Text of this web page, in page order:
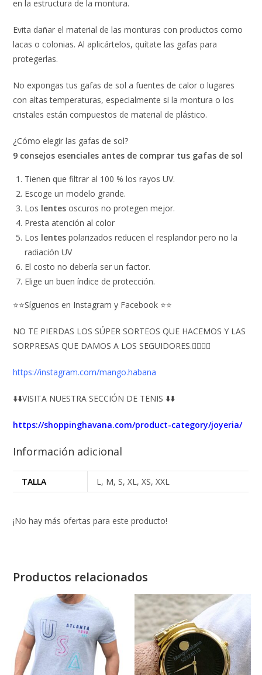
en la estructura de la montura.
Evita dañar el material de las monturas con productos como
lacas o colonias. Al aplicártelos, quítate las gafas para
protegerlas.
No expongas tus gafas de sol a fuentes de calor o lugares
con altas temperaturas, especialmente si la montura o los
cristales están compuestos de material de plástico.
¿Cómo elegir las gafas de sol?
9 consejos esenciales antes de comprar tus gafas de sol
Tienen que filtrar al 100 % los rayos UV.
Escoge un modelo grande.
Los lentes oscuros no protegen mejor.
Presta atención al color
Los lentes polarizados reducen el resplandor pero no la
radiación UV
El costo no debería ser un factor.
Elige un buen índice de protección.
⭐⭐Síguenos en Instagram y Facebook ⭐⭐
NO TE PIERDAS LOS SÚPER SORTEOS QUE HACEMOS Y LAS
SORPRESAS QUE DAMOS A LOS SEGUIDORES.👇🏻👇🏻
https://instagram.com/mango.habana
⬇️⬇️VISITA NUESTRA SECCIÓN DE TENIS ⬇️⬇️
https://shoppinghavana.com/product-category/joyeria/
Información adicional
TALLA L, M, S, XL, XS, XXL
¡No hay más ofertas para este producto!
Productos relacionados